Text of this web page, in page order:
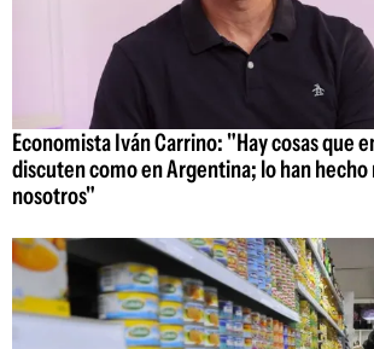
Economista Iván Carrino: "Hay cosas que
discuten como en Argentina; lo han
nosotros"